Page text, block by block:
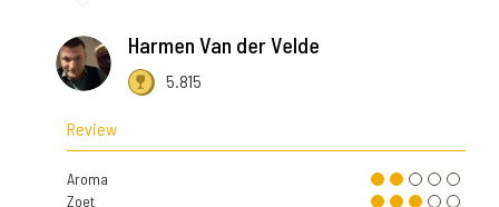
Harmen Van der Velde
5.815
Review
Aroma
Zoet